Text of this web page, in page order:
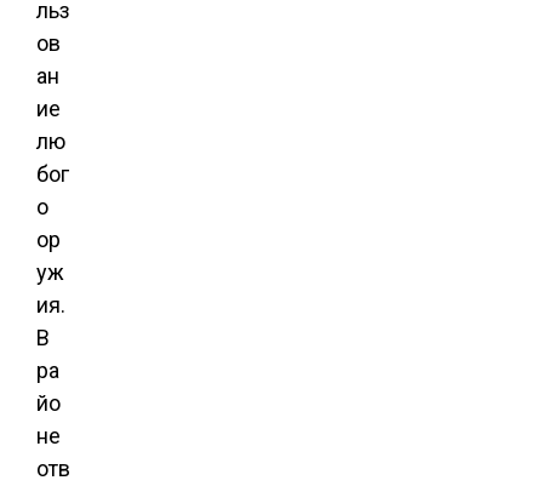
льз
ов
ан
ие
лю
бог
о
ор
уж
ия.
В
ра
йо
не
отв